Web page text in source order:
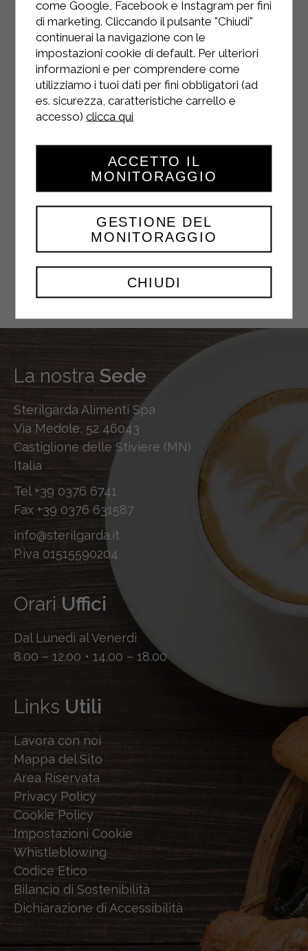
FACEBOOK
YOUTUBE
TWITTER
La nostra Sede
Sterilgarda Alimenti Spa
Via Medole, 52 46043
Castiglione delle Stiviere (MN)
Italia
Tel +39 0376 6741
Fax +39 0376 631587
info@sterilgarda.it
P.iva 01515590204
Orari Uffici
Dal Lunedì al Venerdì
8.00 – 12.00 • 14.00 – 18.00
Links Utili
Lavora con noi
Mappa del Sito
Area Riservata
Privacy Policy
Cookie Policy
Impostazioni Cookie
Whistleblowing
Codice Etico
Bilancio di Sostenibilità
Dichiarazione di Accessibilità
come Google, Facebook e Instagram per fini
di marketing. Cliccando il pulsante "Chiudi"
continuerai la navigazione con le
impostazioni cookie di default. Per ulteriori
informazioni e per comprendere come
utilizziamo i tuoi dati per fini obbligatori (ad
es. sicurezza, caratteristiche carrello e
accesso)clicca qui
CHIUDI
GESTIONE DEL
MONITORAGGIO
ACCETTO IL
MONITORAGGIO